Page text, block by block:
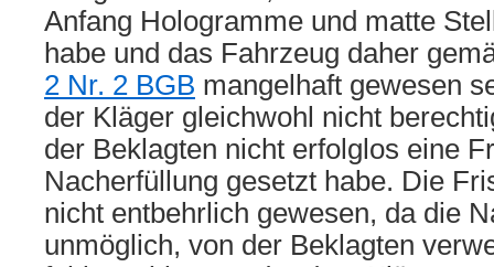
Anfang Hologramme und matte
habe und das Fahrzeug daher
2 Nr. 2 BGB mangelhaft gewesen
der Kläger gleichwohl nicht
der Beklagten nicht erfolglos eine
Nacherfüllung gesetzt habe. Die
nicht entbehrlich gewesen, da die
unmöglich, von der Beklagten